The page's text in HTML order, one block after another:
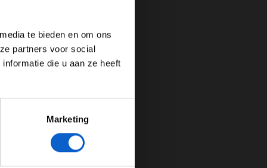
te bieden en om ons
partners voor social
die u aan ze heeft
Marketing